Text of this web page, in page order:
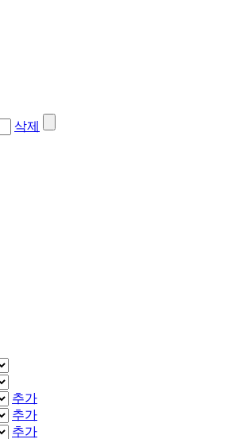
삭제
추가
추가
추가